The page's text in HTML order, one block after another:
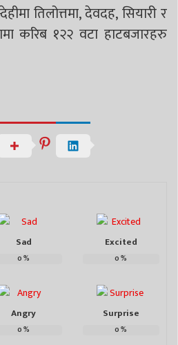
तिलोत्तमा, देवदह, सियारी र
करिब १२२ वटा हाटबजारहरु
Sad
0%
Excited
0%
Angry
0%
Surprise
0%